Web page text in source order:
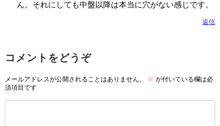
ん。それにしても中盤以降は本当に穴がない感じです。
返信
コメントをどうぞ
メールアドレスが公開されることはありません。 ※ が付いている欄は必
須項目です